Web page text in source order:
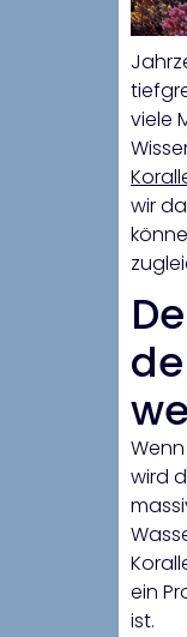
viele
wir
wird
ein
ist.